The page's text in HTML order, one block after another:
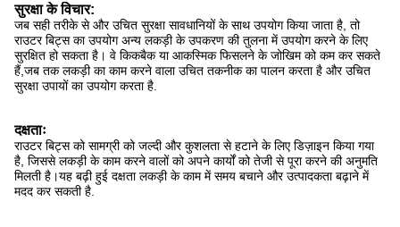
सुरक्षा के विचार:
जब सही तरीके से और उचित सुरक्षा सावधानियों के साथ उपयोग किया जाता है, तो
राउटर बिट्स का उपयोग अन्य लकड़ी के उपकरण की तुलना में उपयोग करने के लिए
सुरक्षित हो सकता है। वे किकबैक या आकस्मिक फिसलने के जोखिम को कम कर सकते
हैं,जब तक लकड़ी का काम करने वाला उचित तकनीक का पालन करता है और उचित
सुरक्षा उपायों का उपयोग करता है.
दक्षताः
राउटर बिट्स को सामग्री को जल्दी और कुशलता से हटाने के लिए डिज़ाइन किया गया
है, जिससे लकड़ी के काम करने वालों को अपने कार्यों को तेजी से पूरा करने की अनुमति
मिलती है।यह बढ़ी हुई दक्षता लकड़ी के काम में समय बचाने और उत्पादकता बढ़ाने में
मदद कर सकती है.